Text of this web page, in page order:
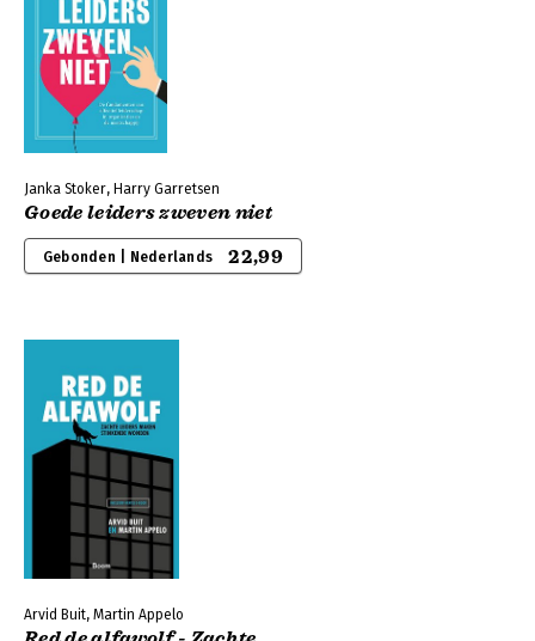
Janka Stoker, Harry Garretsen
Goede leiders zweven niet
Gebonden | Nederlands 22,99
Arvid Buit, Martin Appelo